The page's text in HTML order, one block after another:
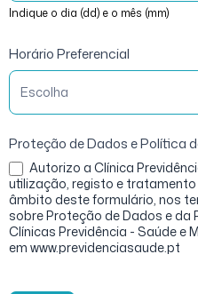
Indique o dia (dd) e o mês (mm)
Horário Preferencial
Proteção de Dados e Política
Autorizo a Clínica
utilização, registo e
âmbito deste formulário, nos
sobre Proteção de Dados e da
Clínicas Previdência - Saúde e
em www.previdenciasaude.pt